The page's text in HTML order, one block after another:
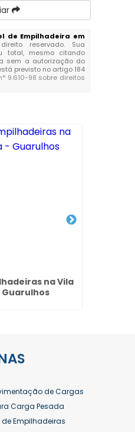
de Empilhadeira em
reservado. Sua
total, mesmo citando
sem a autorização do
previsto no artigo 184
9.610-98 sobre direitos
na Vila
Guarulhos
de Cargas
Carga Pesada
Empilhadeiras